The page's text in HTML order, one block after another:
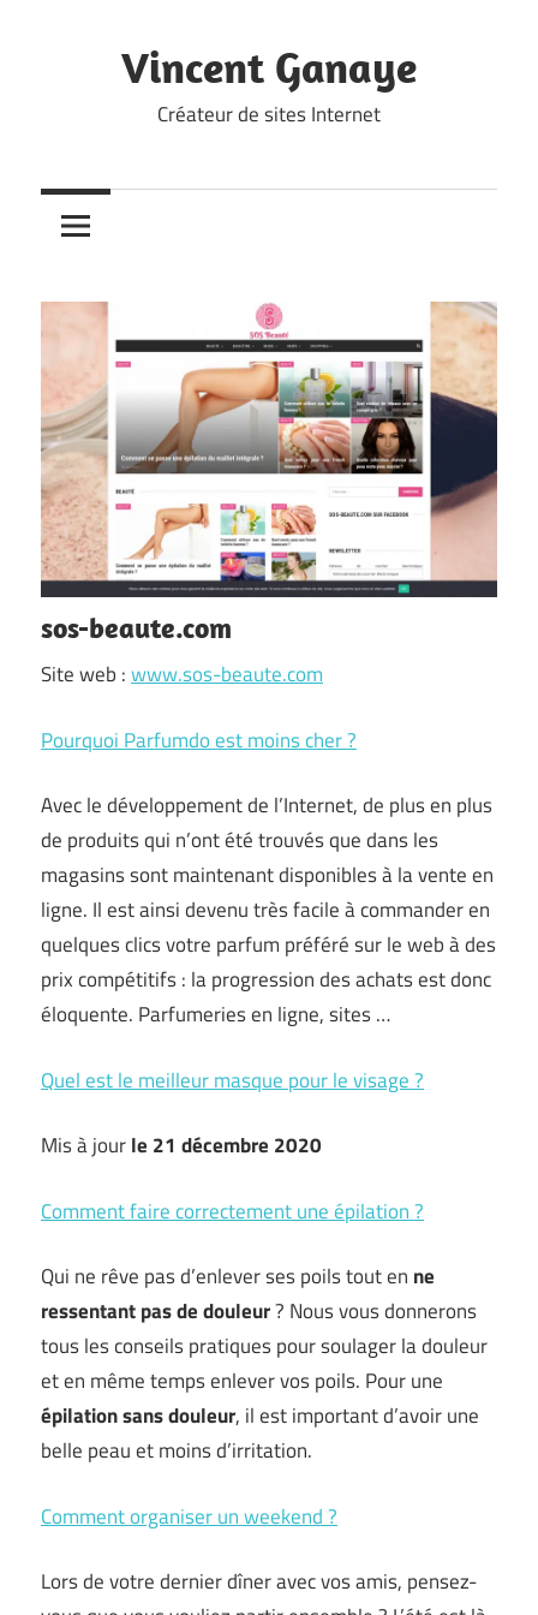
Vincent Ganaye
Créateur de sites Internet
sos-beaute.com
Site web :www.sos-beaute.com
Pourquoi Parfumdo est moins cher ?
Avec le développement de l’Internet, de plus en plus
de produits qui n’ont été trouvés que dans les
magasins sont maintenant disponibles à la vente en
ligne. Il est ainsi devenu très facile à commander en
quelques clics votre parfum préféré sur le web à des
prix compétitifs : la progression des achats est donc
éloquente. Parfumeries en ligne, sites …
Quel est le meilleur masque pour le visage ?
Mis à jourle 21 décembre 2020
Comment faire correctement une épilation ?
Qui ne rêve pas d’enlever ses poils tout en ne
ressentant pas de douleur? Nous vous donnerons
tous les conseils pratiques pour soulager la douleur
et en même temps enlever vos poils. Pour une
épilation sans douleur, il est important d’avoir une
belle peau et moins d’irritation.
Comment organiser un weekend ?
Lors de votre dernier dîner avec vos amis, pensez-